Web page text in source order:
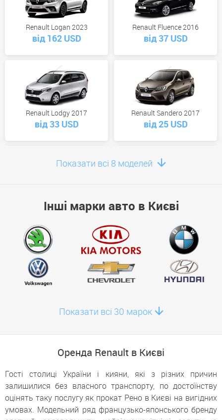
Renault Logan 2023
від 162 USD
Renault Fluence 2016
від 37 USD
Renault Lodgy 2017
від 33 USD
Renault Sandero 2017
від 25 USD
Renault Megane 2013
від 21 USD
Renault Trafic 2014
від 48 USD
Renault Duster 2016 Renault Duster 2023
Показати всі 8 моделей
Інші марки авто в Києві
Показати всі 30 марок
Оренда Renault в Києві
Гості столиці України і кияни, які з різних причин
залишилися без власного транспорту, по достоїнству
оцінять таку послугу як прокат Рено в Києві на вигідних
умовах. Модельний ряд французько-японського бренду